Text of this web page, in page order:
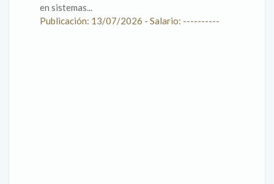
en sistemas...
Publicación: 13/07/2026 - Salario: ----------